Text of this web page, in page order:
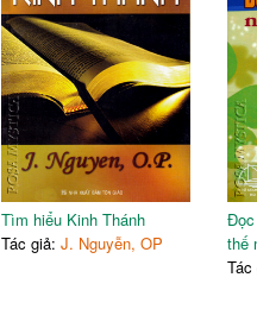
Tìm hiểu Kinh Thánh
Tác giả: J. Nguyễn, OP
Đọc
thế
Tác